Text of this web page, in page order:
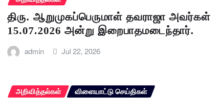
திரு. ஆறுமுகப்பெருமாள் தவராஜா அவர்கள்
15.07.2026 அன்று இறைபாதமடைந்தார்.
admin Jul 22, 2026
அறிவித்தல்கள் விளையாட்டு செய்திகள்